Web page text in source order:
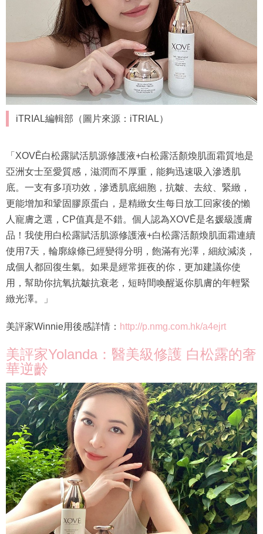
iTRIAL編輯部（圖片來源：iTRIAL）
「XOVĒ白松露賦活肌源修護液+白松露活顏煥肌面霜質地是
亞洲女士至愛質感，滋潤而不厚重，能夠迅速吸入滲透肌
底。一支有多項功效，滲透肌底細胞，抗皺、去紋、緊緻，
更能增加和鞏固膠原蛋白，是精緻女生每日放工回家後的懶
人寵膚之選，CP值真是不錯。個人認為XOVĒ是名媛級護膚
品！我使用白松露賦活肌源修護液+白松露活顏煥肌面霜連續
使用7天，輪廓線條已經變得分明，飽滿有光澤，細紋減淡，
成個人都回復生氣。如果是經常捱夜的你，更加建議你使
用，幫助你抗氧抗皺抗衰老，短時間喚醒返你肌膚的年輕緊
緻光澤。」
美評家Winnie用後感詳情： http://p.nmg.com.hk/a4ejrt
美評家Yolanda：醫美級修護 白松露的奢
華逆齡